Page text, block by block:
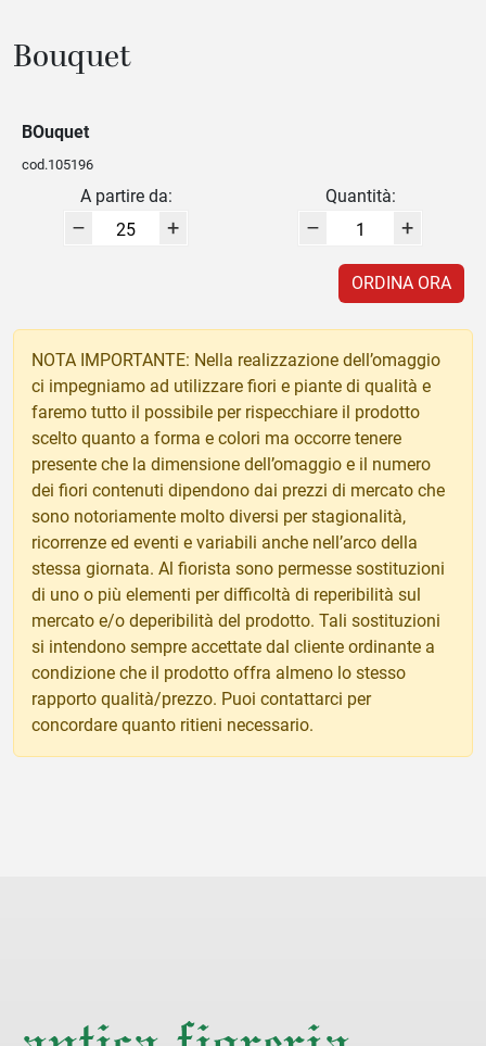
Bouquet
BOuquet
cod.105196
A partire da:
– +
Quantità:
– +
ORDINA ORA
NOTA IMPORTANTE: Nella realizzazione dell’omaggio
ci impegniamo ad utilizzare fiori e piante di qualità e
faremo tutto il possibile per rispecchiare il prodotto
scelto quanto a forma e colori ma occorre tenere
presente che la dimensione dell’omaggio e il numero
dei fiori contenuti dipendono dai prezzi di mercato che
sono notoriamente molto diversi per stagionalità,
ricorrenze ed eventi e variabili anche nell’arco della
stessa giornata. Al fiorista sono permesse sostituzioni
di uno o più elementi per difficoltà di reperibilità sul
mercato e/o deperibilità del prodotto. Tali sostituzioni
si intendono sempre accettate dal cliente ordinante a
condizione che il prodotto offra almeno lo stesso
rapporto qualità/prezzo. Puoi contattarci per
concordare quanto ritieni necessario.